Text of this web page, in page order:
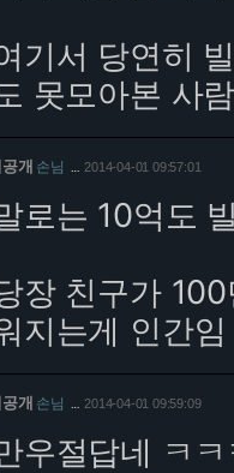
기서 당연히
못모아본 사
개 손님 2014-04-01 09:57:01
로는 10억도
장 친구가
지는게 인간
개 손님 2014-04-01 09:59:09
우절답네 ㅋ